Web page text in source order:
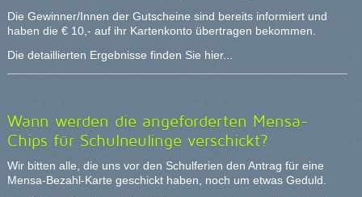
Die Gewinner/Innen der Gutscheine sind bereits informiert und
haben die € 10,- auf ihr Kartenkonto übertragen bekommen.
Die detaillierten Ergebnisse finden Sie hier...
Wann werden die angeforderten Mensa-
Chips für Schulneulinge verschickt?
Wir bitten alle, die uns vor den Schulferien den Antrag für eine
Mensa-Bezahl-Karte geschickt haben, noch um etwas Geduld.